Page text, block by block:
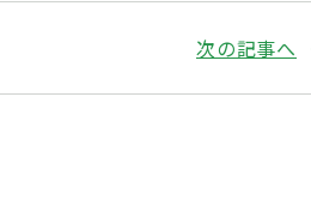
次の記事へ